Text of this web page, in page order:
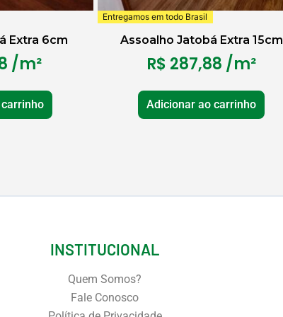
Extra 6cm
/m²
Entregamos em todo Brasil
Assoalho Jatobá Extra 15cm
R$ 287,88 /m²
Adicionar ao carrinho
INSTITUCIONAL
Quem Somos?
Fale Conosco